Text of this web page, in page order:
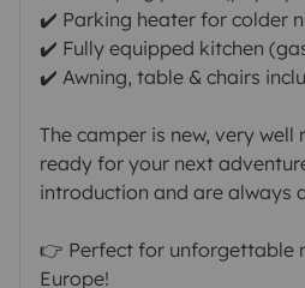
✔️ Parking heater for colder
✔️ Fully equipped kitchen
✔️ Awning, table & chairs
The camper is new, very well
ready for your next
introduction and are always
👉 Perfect for unforgettable
Europe!